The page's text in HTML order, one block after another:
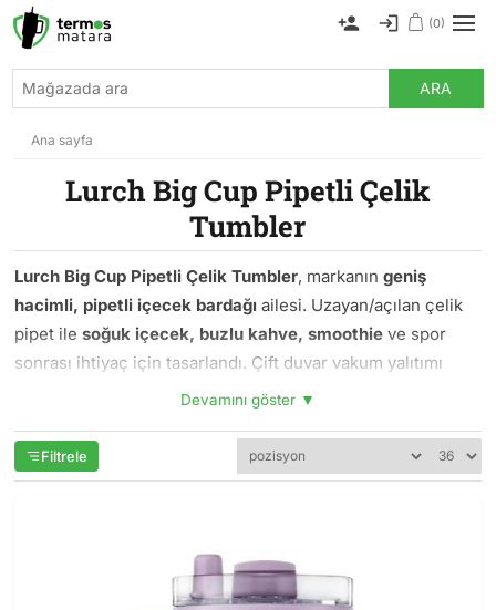
ARA
(0)
Ana sayfa
Lurch Big Cup Pipetli Çelik
Tumbler
Lurch Big Cup Pipetli Çelik Tumbler, markanıngeniş
hacimli, pipetli içecek bardağı ailesi. Uzayan/açılan çelik
pipet ilesoğuk içecek, buzlu kahve, smoothie ve spor
sonrası ihtiyaç için tasarlandı. Çift duvar vakum yalıtımı
sayesinde buz erimez, dış yüzey terlemez — uzun süre
Koleksiyon iki hacim sunar: orta boy0.8L ve geniş1.2L.
Milkbottle design'a uygun pastel renkler (okyanus mavi,
Big Cup Pipetli Özellikleri
Devamını göster ▼
Filtrele